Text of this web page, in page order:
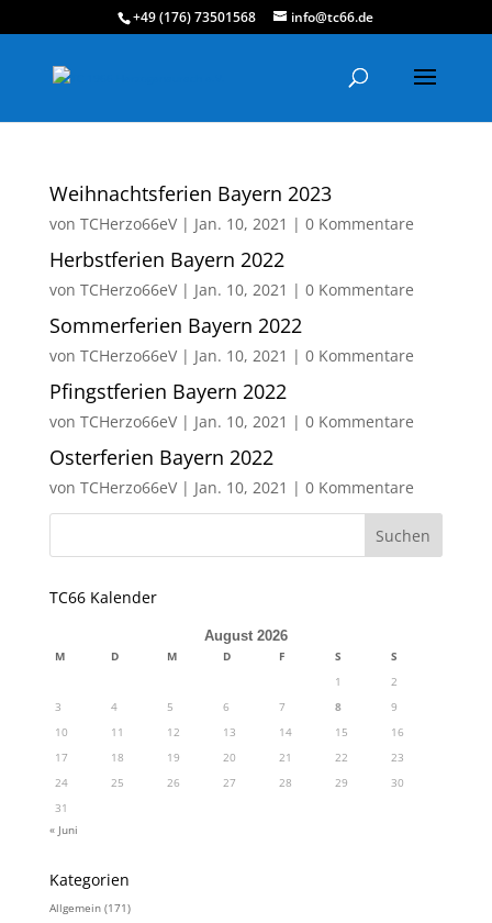
+49 (176) 73501568 info@tc66.de
Weihnachtsferien Bayern 2023
von TCHerzo66eV| Jan. 10, 2021 | 0 Kommentare
Herbstferien Bayern 2022
von TCHerzo66eV| Jan. 10, 2021 | 0 Kommentare
Sommerferien Bayern 2022
von TCHerzo66eV| Jan. 10, 2021 | 0 Kommentare
Pfingstferien Bayern 2022
von TCHerzo66eV| Jan. 10, 2021 | 0 Kommentare
Osterferien Bayern 2022
von TCHerzo66eV| Jan. 10, 2021 | 0 Kommentare
TC66 Kalender
August 2026
M D M D F S
S
1
2
3
4 5 6 7 8
9
10
11 12 13 14 15
16
17
18 19 20 21 22
23
24
25 26 27 28 29
30
31
« Juni
Kategorien
Allgemein(171)